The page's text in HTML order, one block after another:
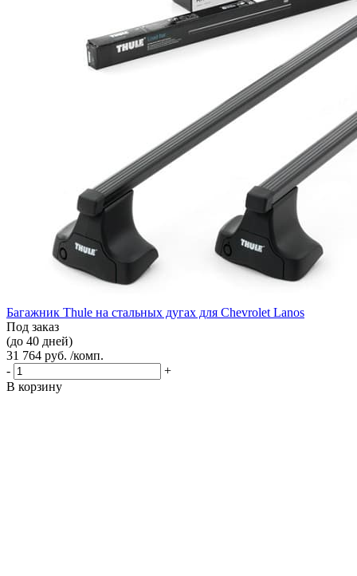
Багажник Thule на стальных дугах для Chevrolet Lanos
Под заказ
(до 40 дней)
31 764 руб. /комп.
-
+
В корзину